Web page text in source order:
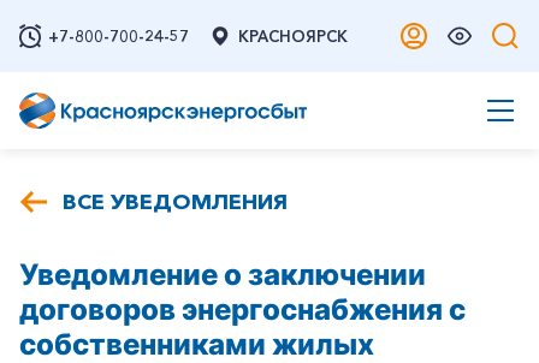
+7-800-700-24-57 КРАСНОЯРСК
ВСЕ УВЕДОМЛЕНИЯ
Уведомление о заключении
договоров энергоснабжения с
собственниками жилых